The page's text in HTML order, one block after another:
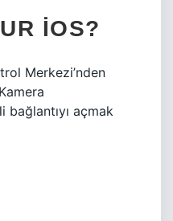
IOS?
Merkezi’nden
bağlantıyı açmak